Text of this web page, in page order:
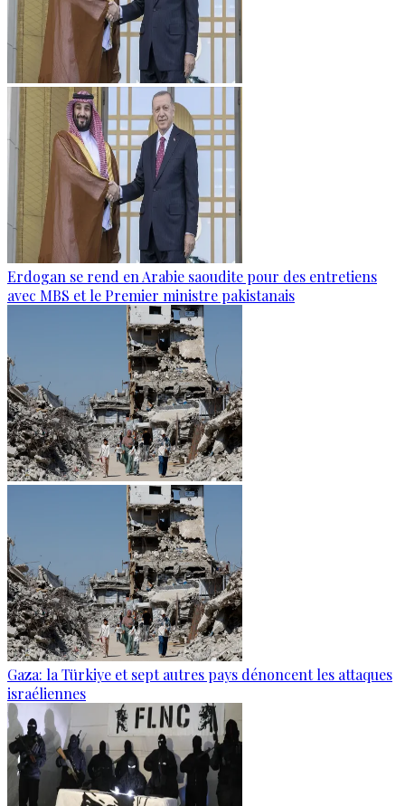
Erdogan se rend en Arabie saoudite pour des entretiens
avec MBS et le Premier ministre pakistanais
Gaza: la Türkiye et sept autres pays dénoncent les attaques
israéliennes